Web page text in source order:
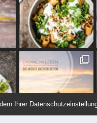
Ihrer